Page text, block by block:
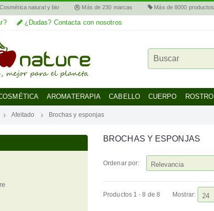
Cosmética natural y bio Más de 230 marcas Más de 8000 productos
¿Dudas? Contacta con nosotros
AROMATERAPIA CABELLO CUERPO ROSTRO
Afeitado Brochas y esponjas
BROCHAS Y ESPONJAS
Ordenar por:
Productos 1 - 8 de 8 Mostrar: